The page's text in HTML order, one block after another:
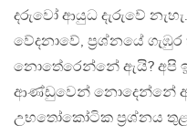
දරුවෝ ආයුධ දැරුවේ
වේදනාවේ, ප්‍රශ්නයේ
නොතේරෙන්නේ ඇයි? අපි
ආණ්ඩුවෙන් නොදෙන්නේ
උභතෝකෝටික ප්‍රශ්නය